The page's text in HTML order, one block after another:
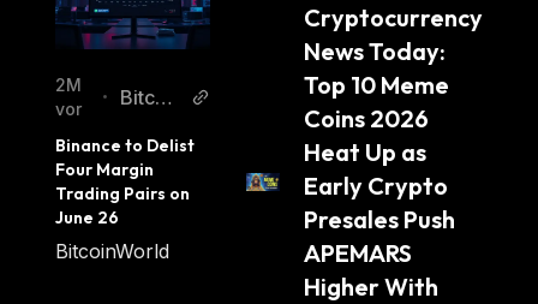
2M
vor
•
Bitcoin
Binance to Delist
Four Margin
Trading Pairs on
June 26
BitcoinWorld
Cryptocurrency
News Today:
Top 10 Meme
Coins 2026
Heat Up as
Early Crypto
Presales Push
APEMARS
Higher With